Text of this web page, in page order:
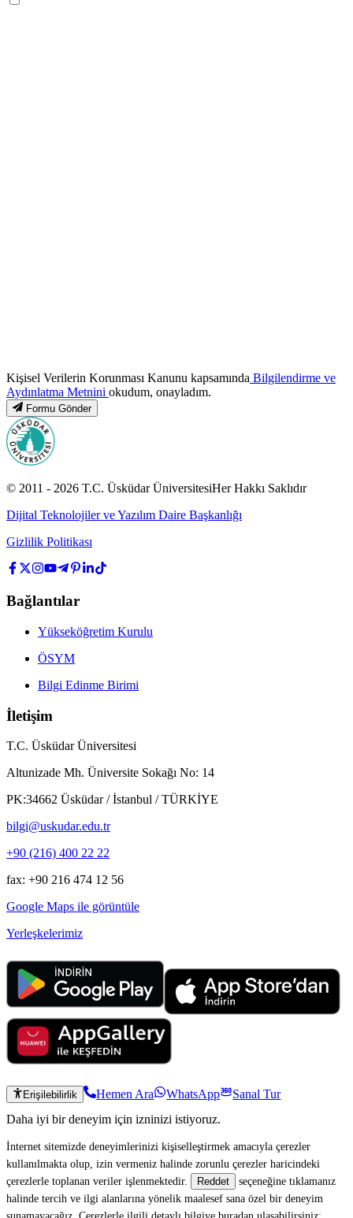
Kişisel Verilerin Korunması Kanunu kapsamında Bilgilendirme ve
Aydınlatma Metnini okudum, onayladım.
Formu Gönder
© 2011 - 2026 T.C. Üsküdar ÜniversitesiHer Hakkı Saklıdır
Dijital Teknolojiler ve Yazılım Daire Başkanlığı
Gizlilik Politikası
Bağlantılar
Yükseköğretim Kurulu
ÖSYM
Bilgi Edinme Birimi
İletişim
T.C. Üsküdar Üniversitesi
Altunizade Mh. Üniversite Sokağı No: 14
PK:34662 Üsküdar / İstanbul / TÜRKİYE
bilgi@uskudar.edu.tr
+90 (216) 400 22 22
fax: +90 216 474 12 56
Google Maps ile görüntüle
Yerleşkelerimiz
Erişilebilirlik Hemen Ara WhatsApp
Sanal Tur
Daha iyi bir deneyim için izninizi istiyoruz.
İnternet sitemizde deneyimlerinizi kişiselleştirmek amacıyla çerezler
kullanılmakta olup, izin vermeniz halinde zorunlu çerezler haricindeki
çerezlerle toplanan veriler işlenmektedir.
Reddet
seçeneğine tıklamanız
halinde tercih ve ilgi alanlarına yönelik maalesef sana özel bir deneyim